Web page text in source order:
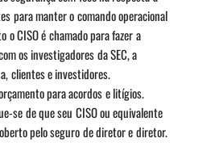
para manter o comando operacional
o CISO é chamado para fazer a
os investigadores da SEC, a
clientes e investidores.
para acordos e litígios.
se de que seu CISO ou equivalente
pelo seguro de diretor e diretor.